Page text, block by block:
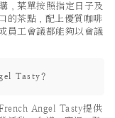
，菜單按照指定日子及
的茶點，配上優質咖啡
員工會議都能夠以會議
Tasty?
Angel Tasty提供